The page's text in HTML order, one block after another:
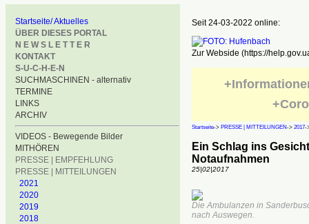
Startseite/ Aktuelles
ÜBER DIESES PORTAL
N E W S L E T T E R
KONTAKT
S-U-C-H-E-N
SUCHMASCHINEN - alternativ
TERMINE
LINKS
ARCHIV
VIDEOS - Bewegende Bilder
MITHÖREN
PRESSE | EMPFEHLUNG
PRESSE | MITTEILUNGEN
2021
2020
2019
2018
Seit 24-03-2022 online:
Zur Webside (https://
Startseite-> PRESSE | MITTEILUNGEN-> 2017-
Ein Schlag ins
Notaufnahmen
25|02|2017
Die Ambulanzen in
nach Auswegen.